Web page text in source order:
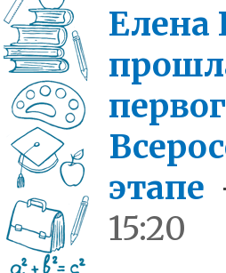
Елена
этапе
15:20